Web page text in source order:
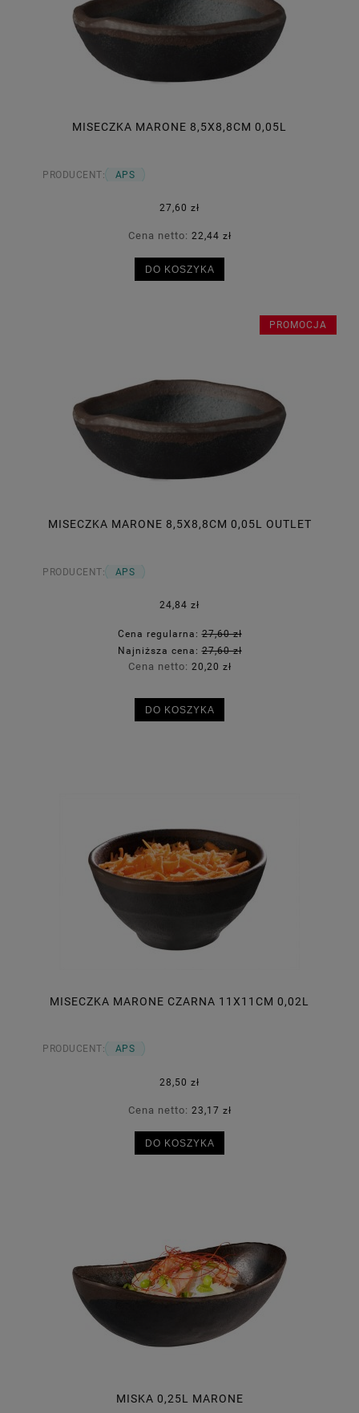
MISECZKA MARONE 8,5X8,8CM 0,05L
PRODUCENT: APS
27,60 zł
Cena netto: 22,44 zł
DO KOSZYKA
MISECZKA MARONE 8,5X8,8CM 0,05L OUTLET
PRODUCENT: APS
24,84 zł
Cena regularna:27,60 zł
Najniższa cena:27,60 zł
Cena netto: 20,20 zł
DO KOSZYKA
PROMOCJA
MISECZKA MARONE CZARNA 11X11CM 0,02L
PRODUCENT: APS
28,50 zł
Cena netto: 23,17 zł
DO KOSZYKA
MISKA 0,25L MARONE